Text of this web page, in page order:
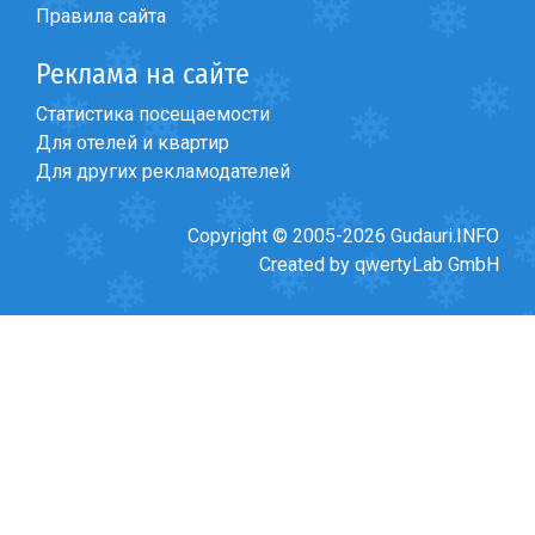
Правила сайта
Реклама на сайте
Статистика посещаемости
Для отелей и квартир
Для других рекламодателей
Copyright © 2005-2026 Gudauri.INFO
Created by qwertyLab GmbH
ПРОЖИВАНИЕ
Квартиры
Горячие предложения
Долгосрочная аренда